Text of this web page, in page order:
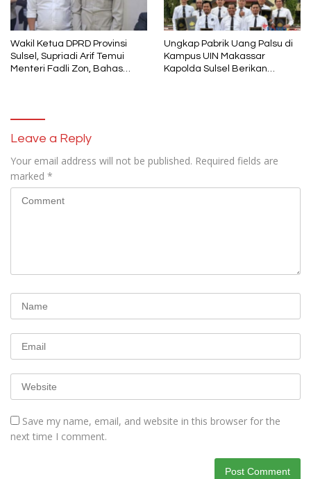
Wakil Ketua DPRD Provinsi
Sulsel, Supriadi Arif Temui
Menteri Fadli Zon, Bahas
Ungkap Pabrik Uang Palsu di
Kampus UIN Makassar
Kapolda Sulsel Berikan
Leave a Reply
Your email address will not be published. Required fields are
marked *
Save my name, email, and website in this browser for the
next time I comment.